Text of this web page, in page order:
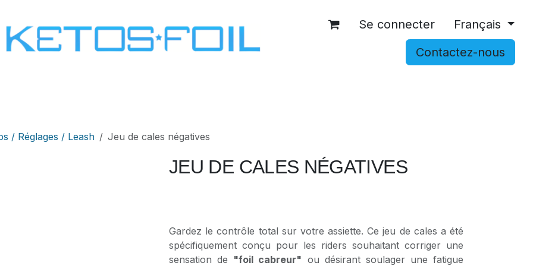
Se connecter
Français
Contactez-nous
/ Réglages / Leash Jeu de cales négatives
JEU DE CALES NÉGATIVES
Gardez le contrôle total sur votre assiette. Ce jeu de cales a été
spécifiquement conçu pour les riders souhaitant corriger une
sensation de "foil cabreur" ou désirant soulager une fatigue